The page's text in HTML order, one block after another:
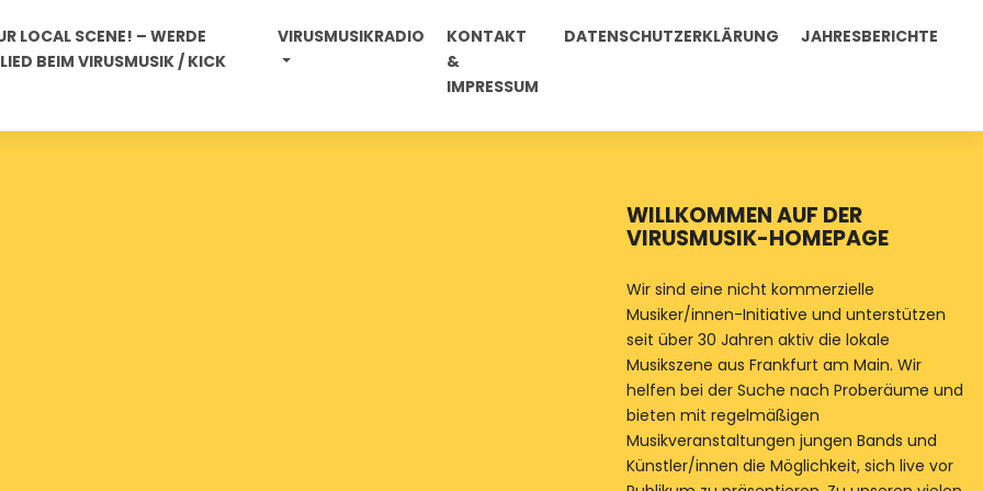
LOCAL SCENE! – WERDE
BEIM VIRUSMUSIK / KICK
VIRUSMUSIKRADIO
KONTAKT
&
IMPRESSUM
DATENSCHUTZERKLÄRUNG JAHRESBERICHTE
WILLKOMMEN AUF DER
VIRUSMUSIK-HOMEPAGE
Wir sind eine nicht kommerzielle
Musiker/innen-Initiative und unterstützen
seit über 30 Jahren aktiv die lokale
Musikszene aus Frankfurt am Main. Wir
helfen bei der Suche nach Proberäume und
bieten mit regelmäßigen
Musikveranstaltungen jungen Bands und
Künstler/innen die Möglichkeit, sich live vor